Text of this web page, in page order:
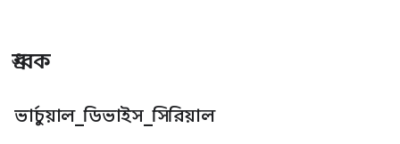
ধ্রুবক
ভার্চুয়াল_ডিভাইস_সিরিয়াল